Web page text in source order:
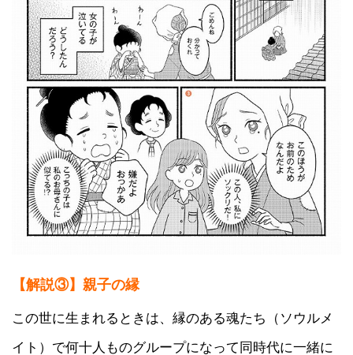
【解説③】親子の縁
この世に生まれるときは、縁のある魂たち（ソウルメ
イト）で何十人ものグループになって同時代に一緒に